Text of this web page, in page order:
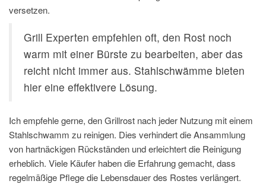
versetzen.
Grill Experten empfehlen oft, den Rost noch
warm mit einer Bürste zu bearbeiten, aber das
reicht nicht immer aus. Stahlschwämme bieten
hier eine effektivere Lösung.
Ich empfehle gerne, den Grillrost nach jeder Nutzung mit einem
Stahlschwamm zu reinigen. Dies verhindert die Ansammlung
von hartnäckigen Rückständen und erleichtert die Reinigung
erheblich. Viele Käufer haben die Erfahrung gemacht, dass
regelmäßige Pflege die Lebensdauer des Rostes verlängert.